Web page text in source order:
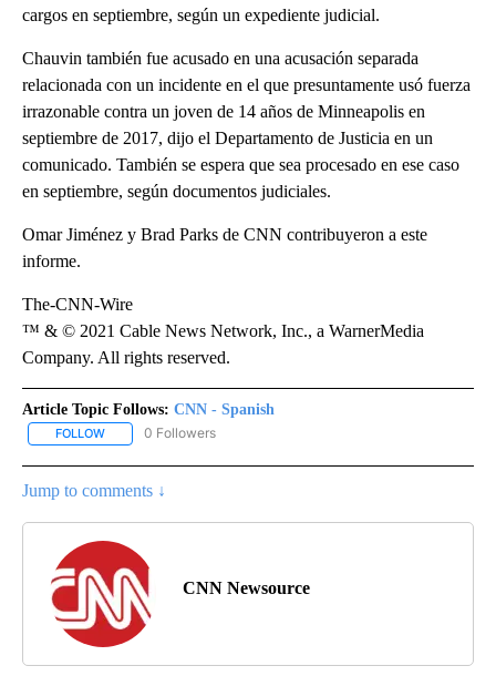
cargos en septiembre, según un expediente judicial.
Chauvin también fue acusado en una acusación separada
relacionada con un incidente en el que presuntamente usó fuerza
irrazonable contra un joven de 14 años de Minneapolis en
septiembre de 2017, dijo el Departamento de Justicia en un
comunicado. También se espera que sea procesado en ese caso
en septiembre, según documentos judiciales.
Omar Jiménez y Brad Parks de CNN contribuyeron a este
informe.
The-CNN-Wire
™ & © 2021 Cable News Network, Inc., a WarnerMedia
Company. All rights reserved.
Article Topic Follows: CNN - Spanish
FOLLOW FOLLOW "CNN - SPANISH" TO RECEIVE NOTIFICATIONS ABOUT
0 Followers
Jump to comments ↓
CNN Newsource